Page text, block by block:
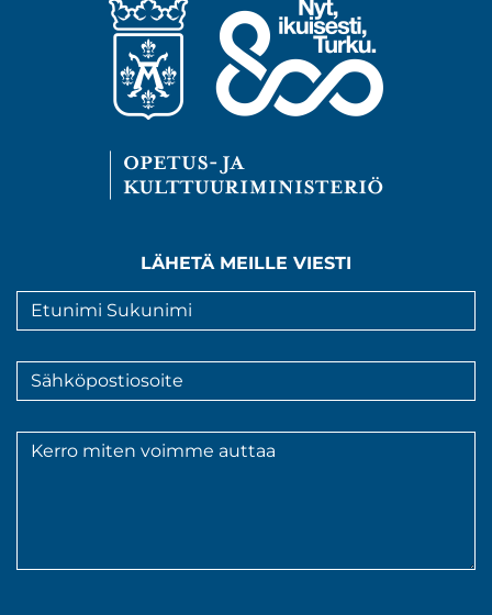
LÄHETÄ MEILLE VIESTI
Nimi
*
Sähköpostiosoite
*
Viesti